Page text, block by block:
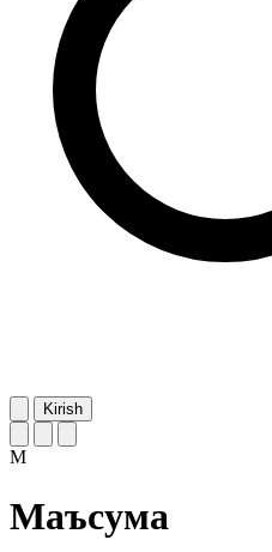
Kirish
М
Маъсума